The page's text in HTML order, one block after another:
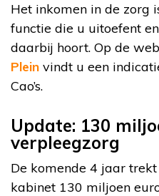
Het inkomen in de zorg
functie die u uitoefent
daarbij hoort. Op de
Plein vindt u een
Cao’s.
Update: 130
verpleegzorg
De komende 4 jaar
kabinet 130 miljoen